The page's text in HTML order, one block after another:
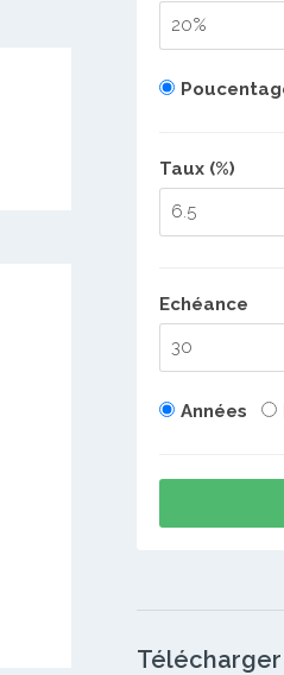
Taux (%)
Echéance
Années
Télécharger